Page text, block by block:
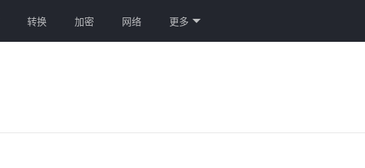
转换 加密 网络 更多